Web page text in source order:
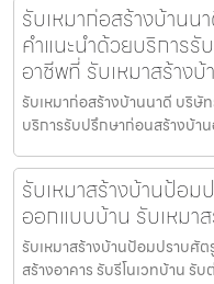
รับเหมาก่อสร้างบ้าน
คำแนะนำด้วยบริการ
อาชีพที่ รับเหมาสร้าง
รับเหมาก่อสร้างบ้านนาดี บริษั
บริการรับปรึกษาก่อนสร้างบ้า
รับเหมาสร้างบ้านป้อ
ออกแบบบ้าน รับเหมา
รับเหมาสร้างบ้านป้อมปราบศัต
สร้างอาคาร รับรีโนเวทบ้าน รั